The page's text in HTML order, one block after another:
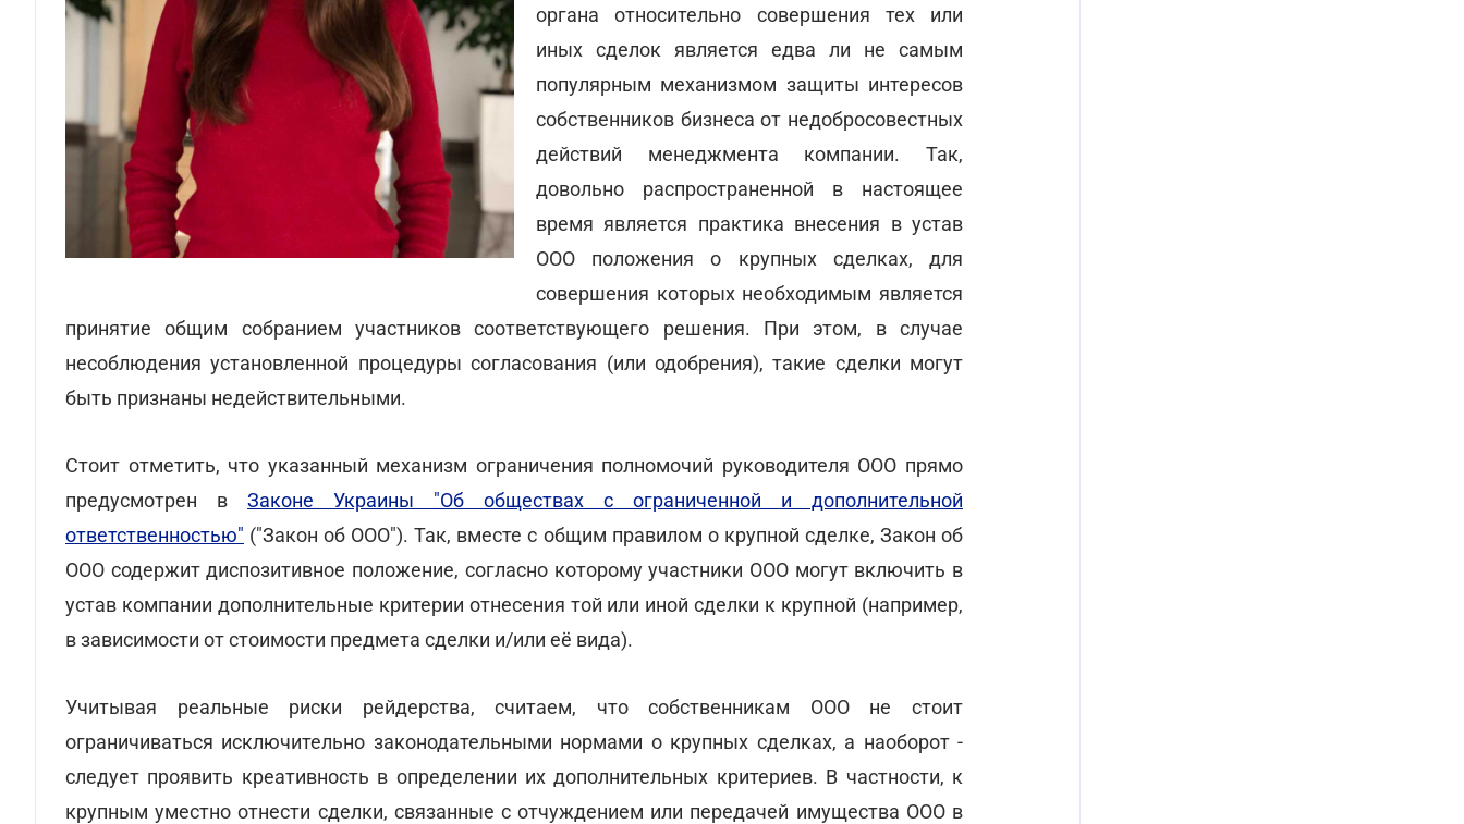
органа относительно совершения тех или
иных сделок является едва ли не самым
популярным механизмом защиты интересов
собственников бизнеса от недобросовестных
действий менеджмента компании. Так,
довольно распространенной в настоящее
время является практика внесения в устав
ООО положения о крупных сделках, для
совершения которых необходимым является
принятие общим собранием участников соответствующего решения. При этом, в случае
несоблюдения установленной процедуры согласования (или одобрения), такие сделки могут
быть признаны недействительными.
Стоит отметить, что указанный механизм ограничения полномочий руководителя ООО прямо
предусмотрен в Законе Украины "Об обществах с ограниченной и дополнительной
ответственностью" ("Закон об ООО"). Так, вместе с общим правилом о крупной сделке, Закон об
ООО содержит диспозитивное положение, согласно которому участники ООО могут включить в
устав компании дополнительные критерии отнесения той или иной сделки к крупной (например,
в зависимости от стоимости предмета сделки и/или её вида).
Учитывая реальные риски рейдерства, считаем, что собственникам ООО не стоит
ограничиваться исключительно законодательными нормами о крупных сделках, а наоборот -
следует проявить креативность в определении их дополнительных критериев. В частности, к
крупным уместно отнести сделки, связанные с отчуждением или передачей имущества ООО в